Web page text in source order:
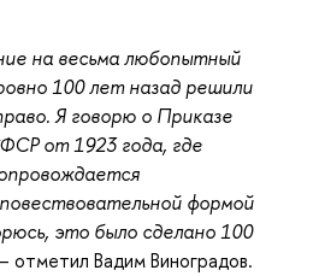
на весьма любопытный
100 лет назад решили
Я говорю о Приказе
от 1923 года, где
формой
это было сделано 100
– отметил Вадим Виноградов.